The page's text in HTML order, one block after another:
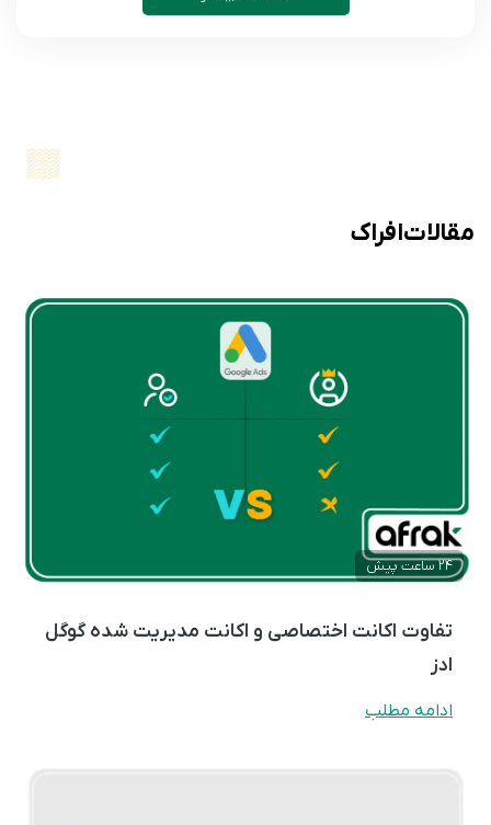
مقالات افراک
24 ساعت پیش
تفاوت اکانت اختصاصی و اکانت مدیریت شده گوگل
ادز
ادامه مطلب